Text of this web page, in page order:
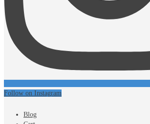
Follow on Instagram
Blog